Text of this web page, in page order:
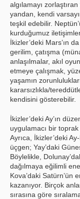
algılamayı
yandan, kendi
teşkil edebilir.
kurduğumuz
İkizler’deki Mars’ın
gerilim, çatışma
anlaşılmalar, akıl
etmeye çalışmak,
yaşamın
kararsızlıkla/
kendisini gösterebilir.
İkizler’deki Ay’ın
uygulamacı bir
Ayrıca, İkizler’deki
üçgen; Yay’daki
Böylelikle,
dağılmaya eğilimli
Kova’daki Satürn’ün
kazanıyor. Birçok
sırasına göre